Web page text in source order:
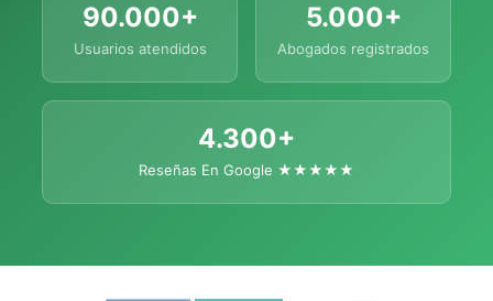
90.000+
Usuarios atendidos
5.000+
Abogados registrados
4.300+
Reseñas En Google ★★★★★